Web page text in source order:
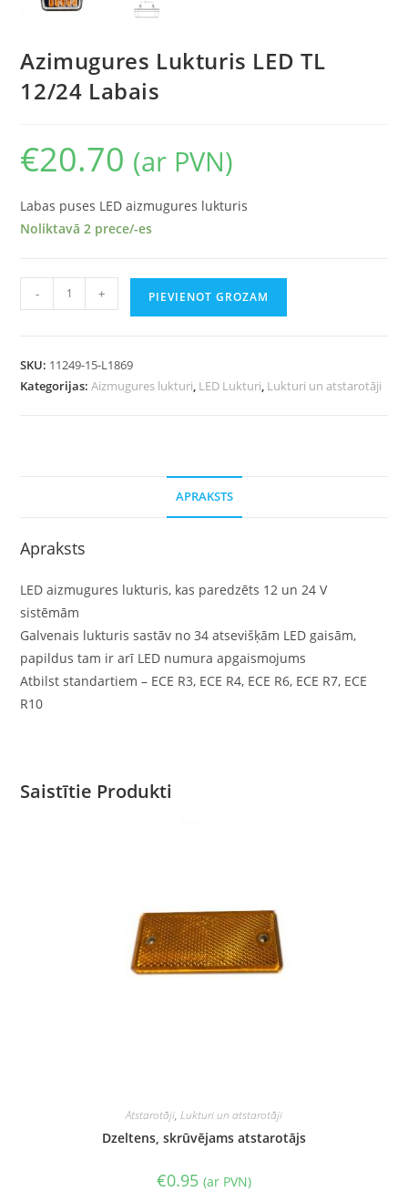
Azimugures Lukturis LED TL
12/24 Labais
€20.70 (ar PVN)
Labas puses LED aizmugures lukturis
Noliktavā 2 prece/-es
- + PIEVIENOT GROZAM
SKU: 11249-15-L1869
Kategorijas:Aizmugures lukturi, LED Lukturi, Lukturi un atstarotāji
APRAKSTS
Apraksts
LED aizmugures lukturis, kas paredzēts 12 un 24 V
sistēmām
Galvenais lukturis sastāv no 34 atsevišķām LED gaisām,
papildus tam ir arī LED numura apgaismojums
Atbilst standartiem – ECE R3, ECE R4, ECE R6, ECE R7, ECE
R10
Saistītie Produkti
Atstarotāji, Lukturi un atstarotāji
Dzeltens, skrūvējams atstarotājs
€0.95 (ar PVN)